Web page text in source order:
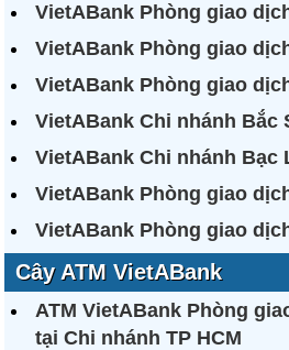
VietABank Phòng giao
VietABank Phòng giao
VietABank Phòng giao
VietABank Chi nhánh Bắc
VietABank Chi nhánh Bạc
VietABank Phòng giao
VietABank Phòng giao
Cây ATM VietABank
ATM VietABank Phòng
tại Chi nhánh TP HCM